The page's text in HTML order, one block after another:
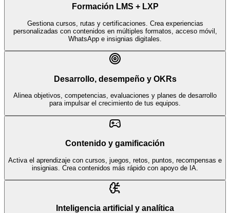
Formación LMS + LXP
Gestiona cursos, rutas y certificaciones. Crea experiencias
personalizadas con contenidos en múltiples formatos, acceso móvil,
WhatsApp e insignias digitales.
Desarrollo, desempeño y OKRs
Alinea objetivos, competencias, evaluaciones y planes de desarrollo
para impulsar el crecimiento de tus equipos.
Contenido y gamificación
Activa el aprendizaje con cursos, juegos, retos, puntos, recompensas e
insignias. Crea contenidos más rápido con apoyo de IA.
Inteligencia artificial y analítica